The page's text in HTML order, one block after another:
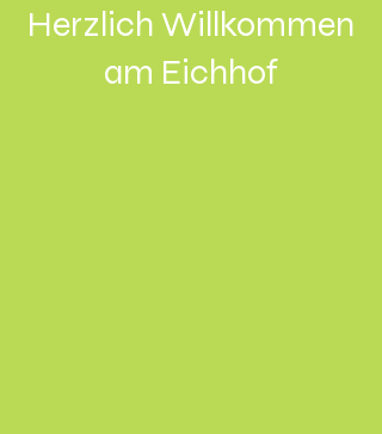
Herzlich Willkommen
am Eichhof